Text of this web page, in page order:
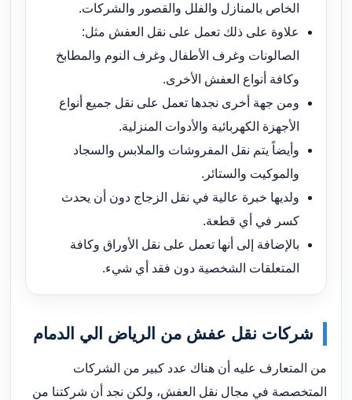
الخاص بالمنازل والفلل والقصور والشركات.
علاوة على ذلك تعمل على نقل العفش مثل:
الصالونات وغرف الأطفال وغرف النوم والمطابخ
وكافة أنواع العفش الأخرى.
ومن جهة أخرى نجدها تعمل على نقل جميع أنواع
الأجهزة الكهربائية والأدوات المنزلية.
وأيضاً يتم نقل المفروشات والملابس والسجاد
والموكيت والستائر.
ولديها خبرة عالية في نقل الزجاج دون أن يحدث
كسر في أي قطعة.
بالإضافة إلى أنها تعمل على نقل الأوراق وكافة
المتعلقات الشخصية دون فقد أي شيء.
شركات نقل عفش من الرياض الي الدمام
من المتعارف عليه أن هناك عدد كبير من الشركات
المتخصصة في مجال نقل العفش، ولكن نجد أن شركتنا من